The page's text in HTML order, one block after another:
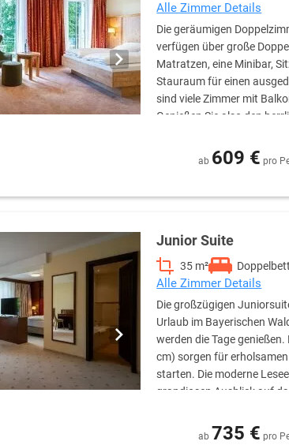
Alle Zimmer Details
Die geräumigen
verfügen über große
Matratzen, eine Minibar,
Stauraum für einen
sind viele Zimmer mit
Genießen Sie also den
Badewanne, einen Haartrockner und einen
Pflegeprodukte runden die
ab 609 € pro
Junior Suite
35 m²
Alle Zimmer Details
Die großzügigen
Urlaub im Bayerischen
werden die Tage
cm) sorgen für
starten. Die moderne
grandiosen Ausblick auf
über beleuchtete Schmink- und Rasierspiegel,
ab 735 € pro